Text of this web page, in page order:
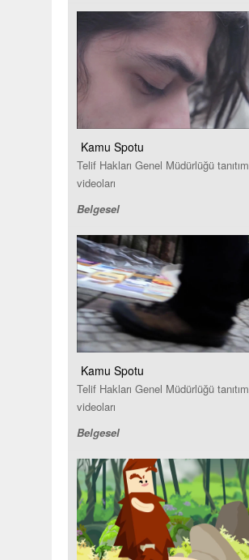
Kamu Spotu
Telif Hakları Genel Müdürlüğü tanıtım
videoları
Belgesel
Kamu Spotu
Telif Hakları Genel Müdürlüğü tanıtım
videoları
Belgesel